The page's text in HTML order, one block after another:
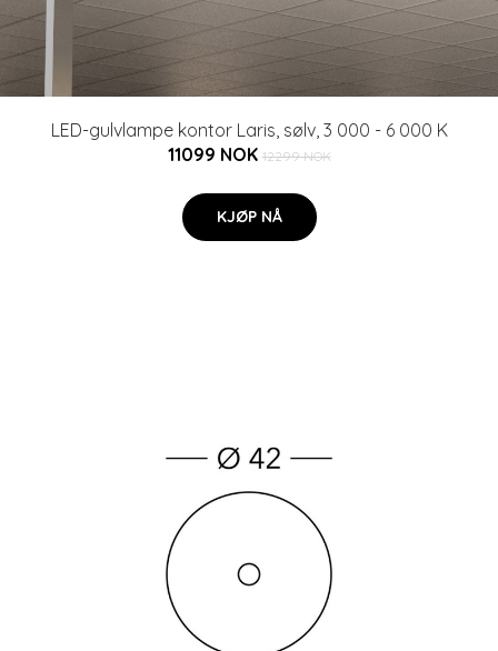
LED-gulvlampe kontor Laris, sølv, 3 000 - 6 000 K
11099 NOK 12299 NOK
KJØP NÅ